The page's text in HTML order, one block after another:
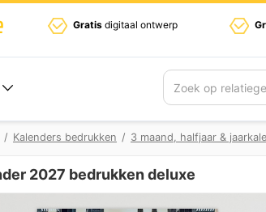
Gratis digitaal ontwerp
Zoek
/ Kalenders bedrukken / 3 maand, halfjaar &
2027 bedrukken deluxe